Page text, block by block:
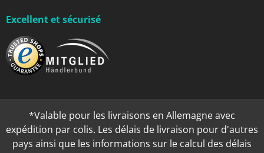
Excellent et sécurisé
*Valable pour les livraisons en Allemagne avec
expédition par colis. Les délais de livraison pour d'autres
pays ainsi que les informations sur le calcul des délais